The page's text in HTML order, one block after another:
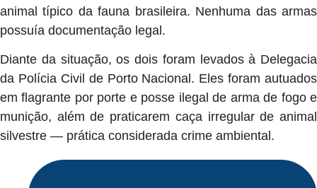
animal típico da fauna brasileira. Nenhuma das armas
possuía documentação legal.
Diante da situação, os dois foram levados à Delegacia
da Polícia Civil de Porto Nacional. Eles foram autuados
em flagrante por porte e posse ilegal de arma de fogo e
munição, além de praticarem caça irregular de animal
silvestre — prática considerada crime ambiental.